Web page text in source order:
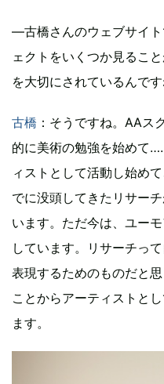
―古橋さんのウェブサイ
ェクトをいくつか見るこ
を大切にされているんです
古橋 ：そうですね。AAス
的に美術の勉強を始めて
ィストとして活動し始め
でに没頭してきたリサー
います。ただ今は、ユー
しています。リサーチっ
表現するためのものだと
ことからアーティストと
ます。